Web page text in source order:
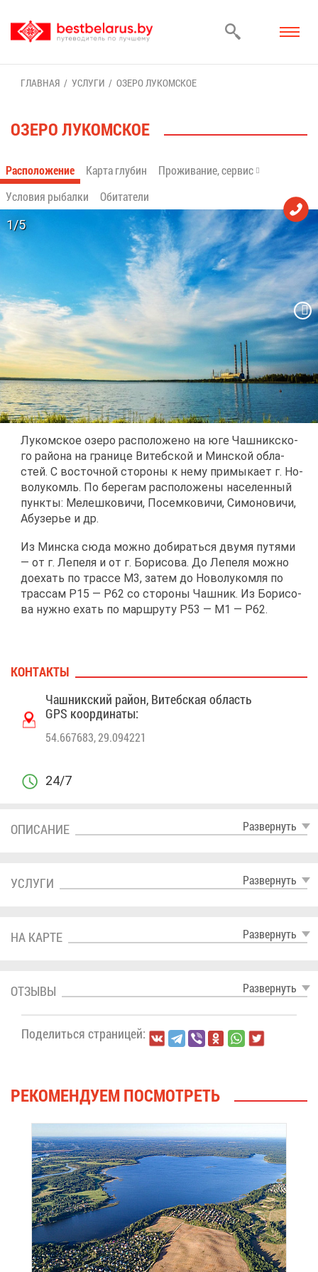
ГЛАВ­НАЯ УСЛУ­ГИ ОЗЕ­РО ЛУ­КОМ­СКОЕ
ОЗЕ­РО ЛУ­КОМ­СКОЕ
Рас­по­ло­же­ние Кар­та глу­бин
Про­жи­ва­ние, сер­вис
Усло­вия ры­бал­ки
Оби­та­те­ли
Лу­ком­ское озе­ро рас­по­ло­же­но на юге Чаш­ник­ско­
го рай­о­на на гра­ни­це Ви­теб­ской и Мин­ской об­ла­
стей. С во­сточ­ной сто­ро­ны к нему при­мы­ка­ет г. Но­
во­лу­комль. По бе­ре­гам рас­по­ло­же­ны на­се­лен­ный
пунк­ты: Ме­леш­ко­ви­чи, По­сем­ко­ви­чи, Си­мо­но­ви­чи,
Абу­зе­рье и др.
Из Мин­ска сю­да мож­но до­би­рать­ся дву­мя пу­тя­ми
— от г. Ле­пе­ля и от г. Бо­ри­со­ва. До Ле­пе­ля мож­но
до­е­хать по трас­се М3, за­тем до Но­во­лу­ком­ля по
трас­сам Р15 — Р62 со сто­ро­ны Чаш­ник. Из Бо­ри­со­
ва нуж­но ехать по марш­ру­ту Р53 — М1 — Р62.
1/5
КОН­ТАК­ТЫ
Чаш­ник­ский рай­он, Ви­теб­ская об­ласть
GPS ко­ор­ди­на­ты:
54.667683, 29.094221
24/7
Раз­вер­нуть
ОПИ­СА­НИЕ
Раз­вер­нуть
УСЛУ­ГИ
Раз­вер­нуть
НА КАР­ТЕ
Раз­вер­нуть
ОТ­ЗЫ­ВЫ
По­де­лить­ся стра­ни­цей:
РЕ­КО­МЕН­ДУ­ЕМ ПО­СМОТ­РЕТЬ